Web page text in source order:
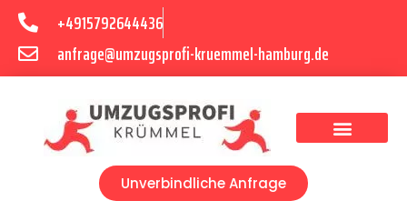
+4915792644436
anfrage@umzugsprofi-kruemmel-hamburg.de
Unverbindliche Anfrage